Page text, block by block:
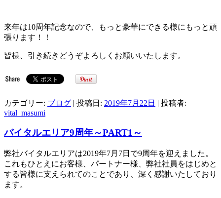
来年は10周年記念なので、もっと豪華にできる様にもっと頑
張ります！！
皆様、引き続きどうぞよろしくお願いいたします。
カテゴリー: ブログ | 投稿日: 2019年7月22日 | 投稿者:
vital_masumi
バイタルエリア9周年～PART1～
弊社バイタルエリアは2019年7月7日で9周年を迎えました。
これもひとえにお客様、パートナー様、弊社社員をはじめと
する皆様に支えられてのことであり、深く感謝いたしており
ます。